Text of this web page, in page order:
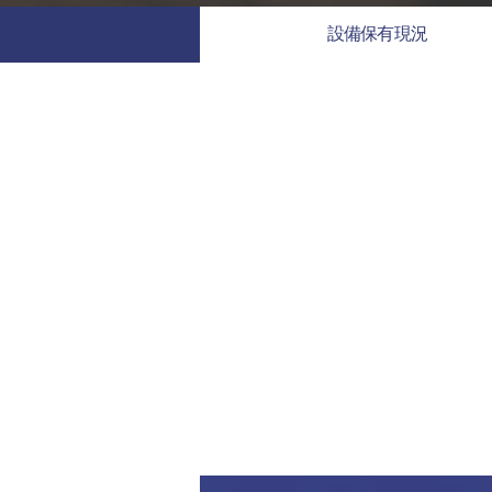
設備保有現況